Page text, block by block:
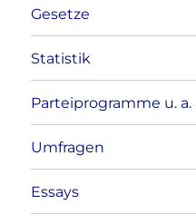
Gesetze
Statistik
Parteiprogramme u. a.
Umfragen
Essays